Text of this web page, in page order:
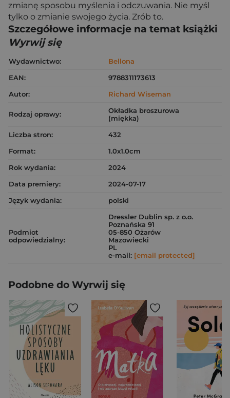
zmianę sposobu myślenia i odczuwania. Nie myśl
tylko o zmianie swojego życia. Zrób to.
Szczegółowe informacje na temat książki
Wyrwij się
Wydawnictwo:
Bellona
EAN:
9788311173613
Autor:
Richard Wiseman
Rodzaj oprawy:
Okładka broszurowa
(miękka)
Liczba stron:
432
Format:
1.0x1.0cm
Rok wydania:
2024
Data premiery:
2024-07-17
Język wydania:
polski
Podmiot
odpowiedzialny:
Dressler Dublin sp. z o.o.
Poznańska 91
05-850 Ożarów
Mazowiecki
PL
e-mail: [email protected]
Podobne do Wyrwij się